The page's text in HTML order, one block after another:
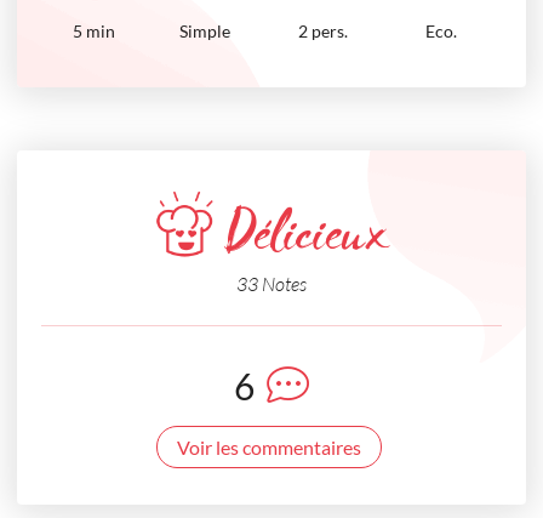
5 min Simple 2 pers. Eco.
Délicieux
33 Notes
6
Voir les commentaires